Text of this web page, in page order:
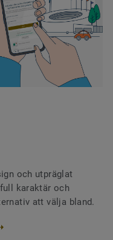
och utpräglat
karaktär och
att välja bland.